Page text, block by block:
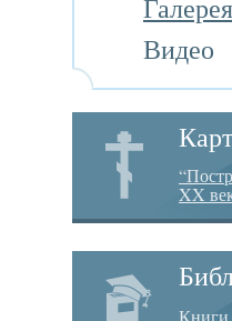
Галерея
Видео
XX
Книги